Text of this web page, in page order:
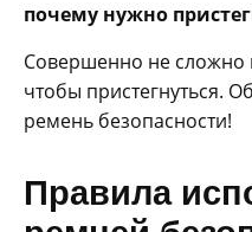
почему нужно
Совершенно не сложно
чтобы пристегнуться.
ремень безопасности!
Правила